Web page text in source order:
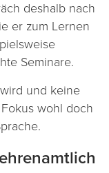
deshalb nach
er zum Lernen
Seminare.
und keine
wohl doch